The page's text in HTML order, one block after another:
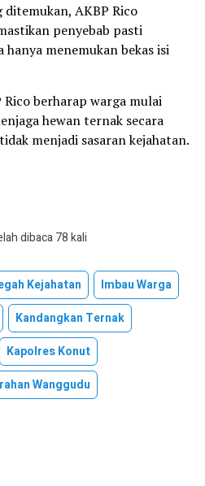
AKBP Rico
penyebab pasti
menemukan bekas isi
berharap warga mulai
hewan ternak secara
menjadi sasaran kejahatan.
dibaca 78 kali
Kejahatan
Imbau Warga
Kandangkan Ternak
Kapolres Konut
Wanggudu